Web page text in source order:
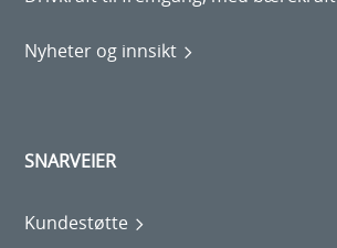
Nyheter og innsikt
SNARVEIER
Kundestøtte